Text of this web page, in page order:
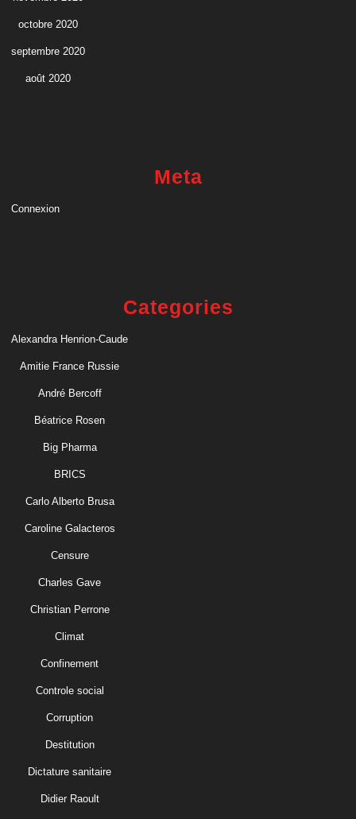
octobre 2020
septembre 2020
août 2020
Meta
Connexion
Categories
Alexandra Henrion-Caude
Amitie France Russie
André Bercoff
Béatrice Rosen
Big Pharma
BRICS
Carlo Alberto Brusa
Caroline Galacteros
Censure
Charles Gave
Christian Perrone
Climat
Confinement
Controle social
Corruption
Destitution
Dictature sanitaire
Didier Raoult